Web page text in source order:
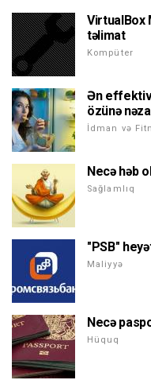
VirtualBox
təlimat
Kompüter
Ən effektiv
özünə
İdman və
Necə həb
Sağlamlıq
"PSB"
Maliyyə
Necə
Hüquq